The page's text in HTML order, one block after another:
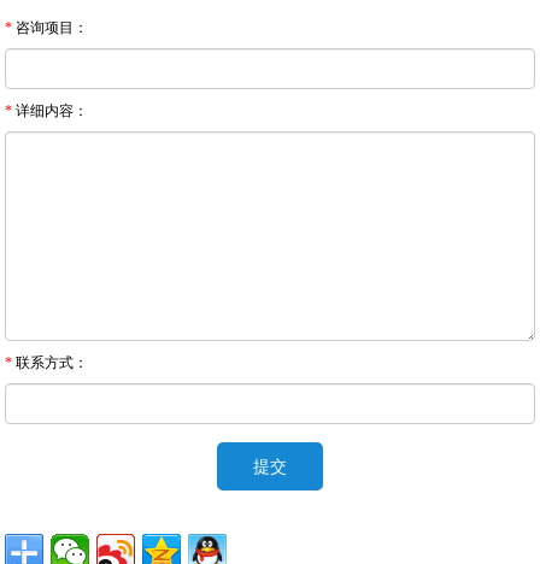
* 咨询项目：
* 详细内容：
* 联系方式：